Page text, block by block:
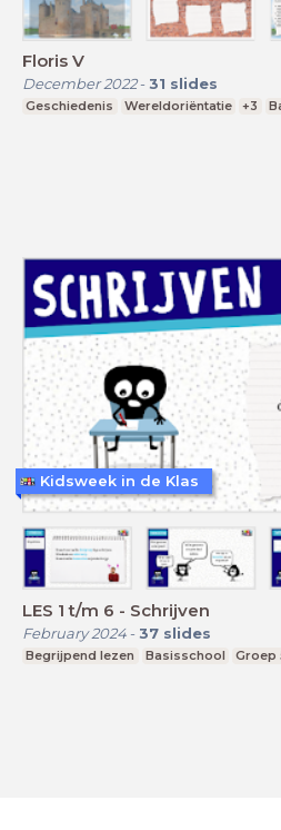
Floris V
December 2022- 31 slides
Geschiedenis Wereldoriëntatie +3
LES 1 t/m 6 - Schrijven
February 2024- 37 slides
Begrijpend lezen Basisschool Groep
Kidsweek in de Klas